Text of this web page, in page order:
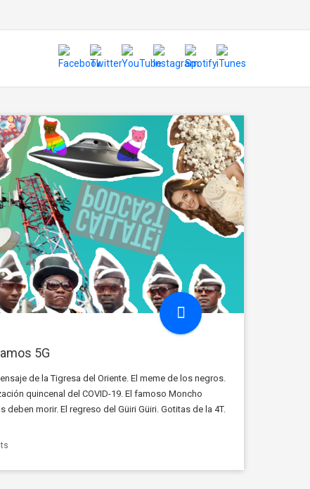
5G
de la Tigresa del Oriente. El meme de los negros.
quincenal del COVID-19. El famoso Moncho
morir. El regreso del Güiri Güiri. Gotitas de la 4T.